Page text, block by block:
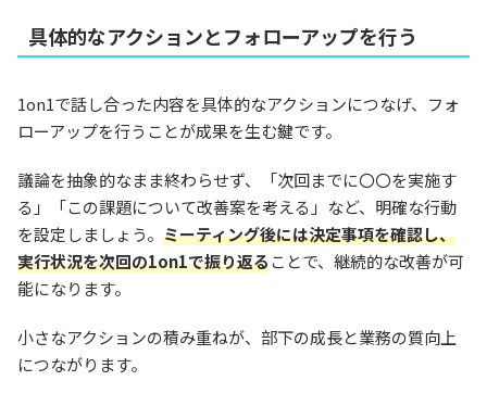
具体的なアクションとフォローアップを行う
1on1で話し合った内容を具体的なアクションにつなげ、フォ
ローアップを行うことが成果を生む鍵です。
議論を抽象的なまま終わらせず、「次回までに〇〇を実施す
る」「この課題について改善案を考える」など、明確な行動
を設定しましょう。 ミーティング後には決定事項を確認し、
実行状況を次回の1on1で振り返ることで、継続的な改善が可
能になります。
小さなアクションの積み重ねが、部下の成長と業務の質向上
につながります。